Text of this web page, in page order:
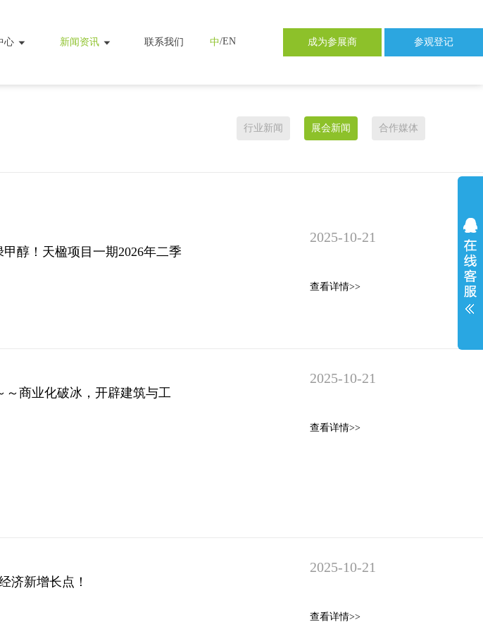
心 新闻资讯 联系我们 中/EN 成为参展商 参观登记
行业新闻 展会新闻 合作媒体
醇！天楹项目一期2026年二季
2025-10-21
查看详情>>
～商业化破冰，开辟建筑与工
2025-10-21
查看详情>>
济新增长点！
2025-10-21
查看详情>>